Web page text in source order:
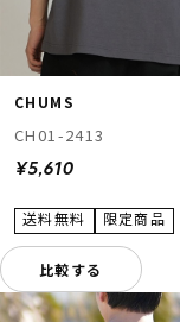
CHUMS
CH01-2413
¥5,610
比較する